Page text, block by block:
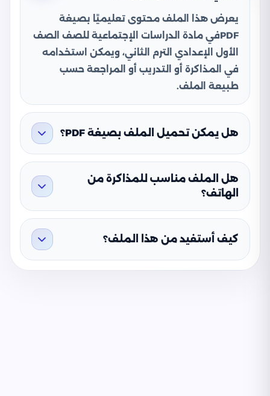
يعرض هذا الملف محتوى تعليميًا بصيغة
PDFفي مادة الدراسات الإجتماعية للصف الصف
الأول الإعدادي الترم الثاني، ويمكن استخدامه
في المذاكرة أو التدريب أو المراجعة حسب
طبيعة الملف.
هل يمكن تحميل الملف بصيغة PDF؟
هل الملف مناسب للمذاكرة من
الهاتف؟
كيف أستفيد من هذا الملف؟